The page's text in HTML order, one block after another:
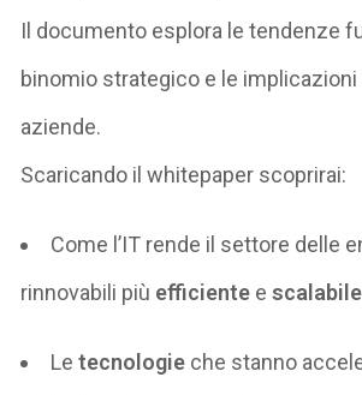
Il documento esplora le tendenze
binomio strategico e le implicazioni
aziende.
Scaricando ilwhitepaper scoprirai:
Come l’IT rende il settore delle
rinnovabili più efficiente escalabile
Letecnologie che stanno